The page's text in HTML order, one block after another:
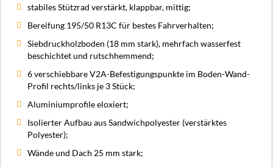
stabiles Stützrad verstärkt, klappbar, mittig;
Bereifung 195/50 R13C für bestes Fahrverhalten;
Siebdruckholzboden (18 mm stark), mehrfach wasserfest
beschichtet und rutschhemmend;
6 verschiebbare V2A-Befestigungspunkte im Boden-Wand-
Profil rechts/links je 3 Stück;
Aluminiumprofile eloxiert;
Isolierter Aufbau aus Sandwichpolyester (verstärktes
Polyester);
Wände und Dach 25 mm stark;